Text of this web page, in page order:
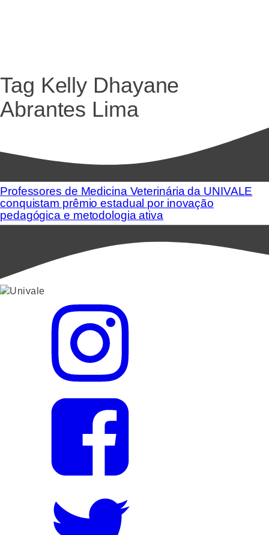
Tag Kelly Dhayane
Abrantes Lima
Professores de Medicina Veterinária da UNIVALE
conquistam prêmio estadual por inovação
pedagógica e metodologia ativa